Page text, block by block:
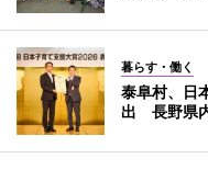
暮らす・働く
泰阜村、日
出 長野県